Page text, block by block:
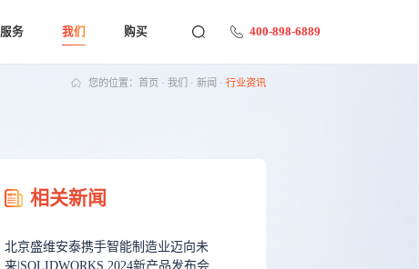
服务 我们 购买 400-898-6889
您的位置： 首页 · 我们 · 新闻 · 行业资讯
相关新闻
北京盛维安泰携手智能制造业迈向未
来|SOLIDWORKS 2024新产品发布会